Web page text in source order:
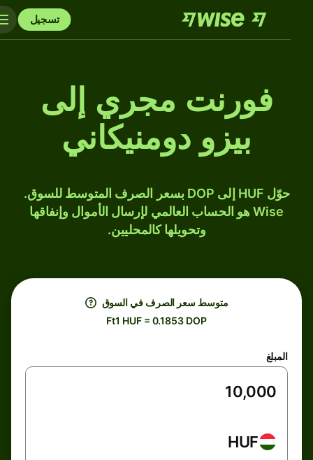
تسجيل
فورنت مجري إلى
بيزو دومنيكاني
حوّل HUF إلى DOP بسعر الصرف المتوسط للسوق.
Wise هو الحساب العالمي لإرسال الأموال وإنفاقها
وتحويلها كالمحليين.
متوسط ​​سعر الصرف في السوق
Ft1 HUF = 0.1853 DOP
المبلغ
HUF